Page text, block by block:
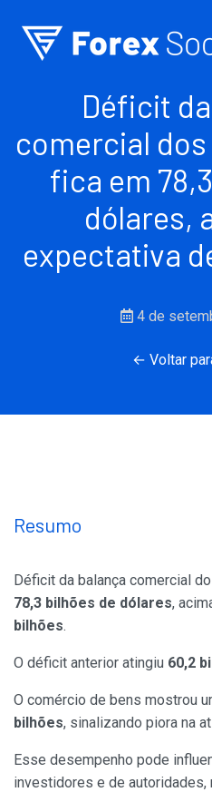
Déficit
comercial dos
fica em
dólares,
expectativa
4 de
← Voltar
Resumo
Déficit da balança comercial
78,3 bilhões de dólares,
bilhões.
O déficit anterior atingiu 60,2
O comércio de bens mostrou
bilhões, sinalizando piora na
Esse desempenho pode
investidores e de